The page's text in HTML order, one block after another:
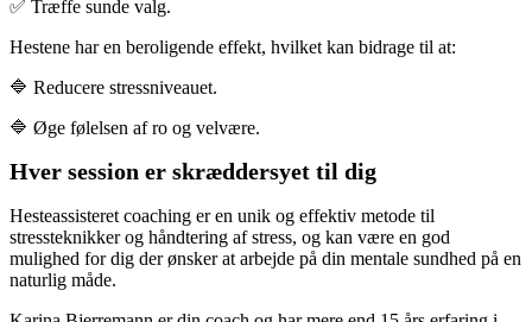
✅ Træffe sunde valg.
Hestene har en beroligende effekt, hvilket kan bidrage til at:
🔷 Reducere stressniveauet.
🔷 Øge følelsen af ro og velvære.
Hver session er skræddersyet til dig
Hesteassisteret coaching er en unik og effektiv metode til
stressteknikker og håndtering af stress, og kan være en god
mulighed for dig der ønsker at arbejde på din mentale sundhed på en
naturlig måde.